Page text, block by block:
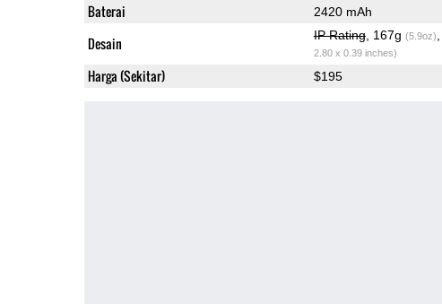
Baterai 2420 mAh
Desain IP Rating, 167g (5.9oz)
2.80 x 0.39 inches)
Harga (Sekitar) $195